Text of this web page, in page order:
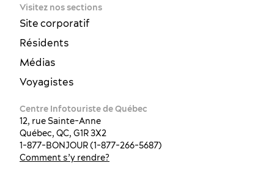
Visitez nos sections
Site corporatif
Résidents
Médias
Voyagistes
Centre Infotouriste de Québec
12, rue Sainte-Anne
Québec, QC, G1R 3X2
1-877-BONJOUR (1-877-266-5687)
Comment s’y rendre?